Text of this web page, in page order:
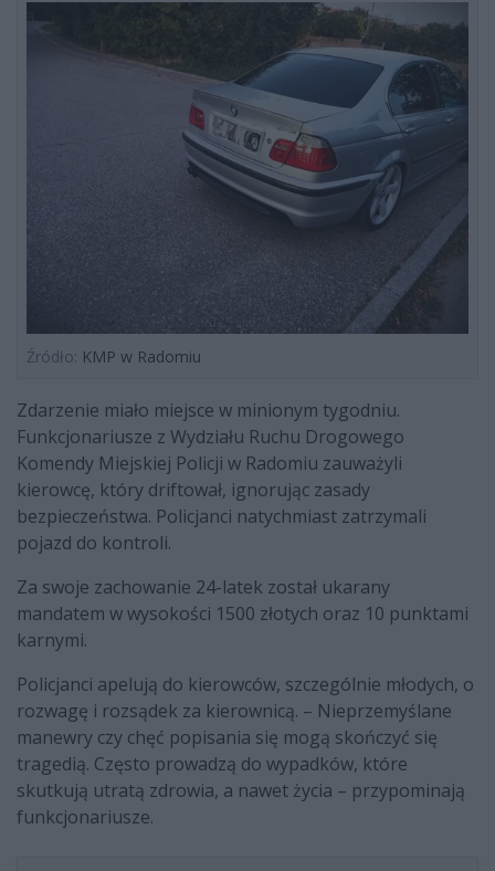
Źródło: KMP w Radomiu
Zdarzenie miało miejsce w minionym tygodniu.
Funkcjonariusze z Wydziału Ruchu Drogowego
Komendy Miejskiej Policji w Radomiu zauważyli
kierowcę, który driftował, ignorując zasady
bezpieczeństwa. Policjanci natychmiast zatrzymali
pojazd do kontroli.
Za swoje zachowanie 24-latek został ukarany
mandatem w wysokości 1500 złotych oraz 10 punktami
karnymi.
Policjanci apelują do kierowców, szczególnie młodych, o
rozwagę i rozsądek za kierownicą. – Nieprzemyślane
manewry czy chęć popisania się mogą skończyć się
tragedią. Często prowadzą do wypadków, które
skutkują utratą zdrowia, a nawet życia – przypominają
funkcjonariusze.